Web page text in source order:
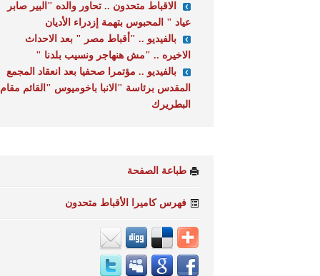
الاقباط متحدون .. تحاور والده "البير صابر
عياد " المحبوس بتهمة إزدراء الأديان
بالفيديو .. "أقباط مصر " بعد الاحداث
الاخيره .. "مش هنهاجر ونسيب بلدنا "
بالفيديو .. مؤتمرا صحفيا بعد انعقاد المجمع
المقدس برئاسة "الانبا باخوميوس "القائم مقام
البطريرك
طباعة الصفحة
فهرس كاميرا الأقباط متحدون